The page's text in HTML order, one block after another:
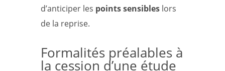
d’anticiper les points sensibleslors
de la reprise.
Formalités préalables à
la cession d’une étude